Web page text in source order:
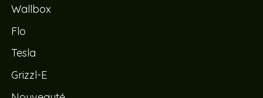
Wallbox
Flo
Tesla
Grizzl-E